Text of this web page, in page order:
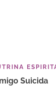
Suicida